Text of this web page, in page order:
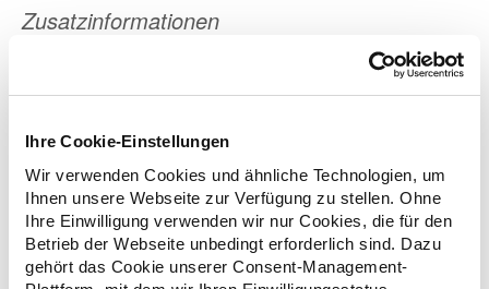
Ihre Cookie-Einstellungen
Wir verwenden Cookies und ähnliche Technologien, um
Ihnen unsere Webseite zur Verfügung zu stellen. Ohne
Ihre Einwilligung verwenden wir nur Cookies, die für den
Betrieb der Webseite unbedingt erforderlich sind. Dazu
gehört das Cookie unserer Consent-Management-
Zusatzinformationen
Minister schaut Apothekenteam über die Schulter
19.09.2023